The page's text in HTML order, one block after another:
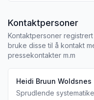
Kontaktpersoner
Kontaktpersoner
bruke disse til å kontakt
pressekontakter m.m
Heidi Bruun Woldsnes